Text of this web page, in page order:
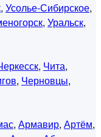
, Усолье-Сибирское,
, Уральск,
, Чита,
, Черновцы,
, Армавир, Артём,